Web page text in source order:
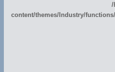
/
content/themes/Industry/